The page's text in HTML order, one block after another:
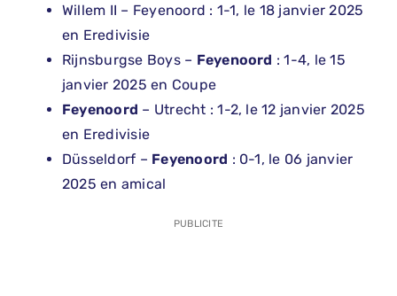
Willem II – Feyenoord : 1-1, le 18 janvier 2025
en Eredivisie
Rijnsburgse Boys – Feyenoord : 1-4, le 15
janvier 2025 en Coupe
Feyenoord – Utrecht : 1-2, le 12 janvier 2025
en Eredivisie
Düsseldorf – Feyenoord : 0-1, le 06 janvier
2025 en amical
PUBLICITE